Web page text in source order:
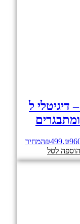
דיגיטלי ל
₪499
המחיר
הוספה לסל